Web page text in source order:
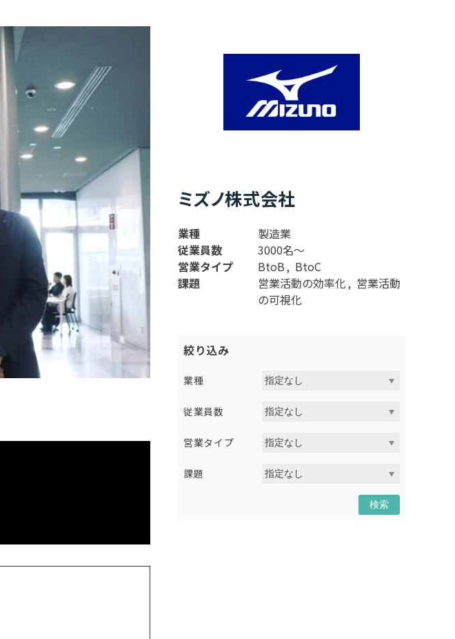
ミズノ株式会社
業種
製造業
従業員数
3000名〜
営業タイプ
BtoB
BtoC
課題
営業活動の効率化
営業活動
の可視化
絞り込み
業種
従業員数
営業タイプ
課題
検索